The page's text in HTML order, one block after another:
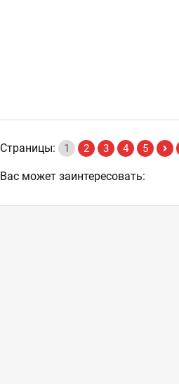
Страницы: 1 2 3 4 5
Ваc может заинтересовать: